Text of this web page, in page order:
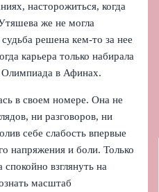
насторожиться, когда
же не могла
решена кем‑то за нее
карьера только набирала
Олимпиада в Афинах.
в своем номере. Она не
ни разговоров, ни
себе слабость впервые
напряжения и боли. Только
спокойно взглянуть на
масштаб